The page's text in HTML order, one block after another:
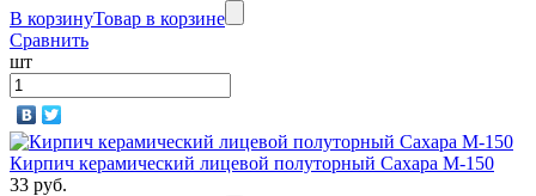
В корзинуТовар в корзине
Сравнить
шт
Кирпич керамический лицевой полуторный Сахара М-150
33 руб.